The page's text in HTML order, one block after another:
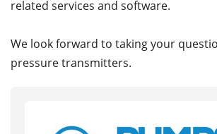
related services and software.
We look forward to taking your
pressure transmitters.